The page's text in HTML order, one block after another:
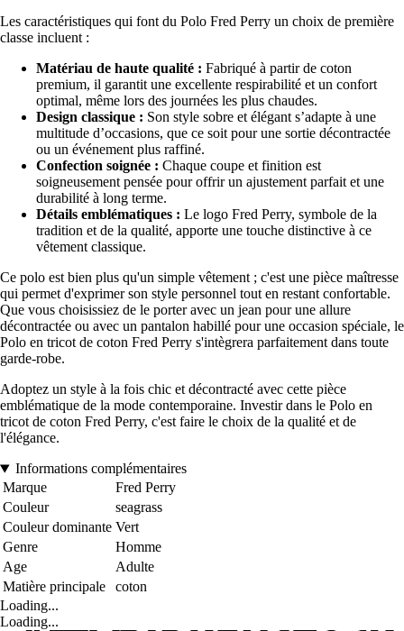
Les caractéristiques qui font du Polo Fred Perry un choix de première
classe incluent :
Matériau de haute qualité : Fabriqué à partir de coton
premium, il garantit une excellente respirabilité et un confort
optimal, même lors des journées les plus chaudes.
Design classique : Son style sobre et élégant s’adapte à une
multitude d’occasions, que ce soit pour une sortie décontractée
ou un événement plus raffiné.
Confection soignée : Chaque coupe et finition est
soigneusement pensée pour offrir un ajustement parfait et une
durabilité à long terme.
Détails emblématiques : Le logo Fred Perry, symbole de la
tradition et de la qualité, apporte une touche distinctive à ce
vêtement classique.
Ce polo est bien plus qu'un simple vêtement ; c'est une pièce maîtresse
qui permet d'exprimer son style personnel tout en restant confortable.
Que vous choisissiez de le porter avec un jean pour une allure
décontractée ou avec un pantalon habillé pour une occasion spéciale, le
Polo en tricot de coton Fred Perry s'intègrera parfaitement dans toute
garde-robe.
Adoptez un style à la fois chic et décontracté avec cette pièce
emblématique de la mode contemporaine. Investir dans le Polo en
tricot de coton Fred Perry, c'est faire le choix de la qualité et de
l'élégance.
Informations complémentaires
Marque
Fred Perry
Couleur
seagrass
Couleur dominante Vert
Genre
Homme
Age
Adulte
Matière principale
coton
Loading...
Loading...